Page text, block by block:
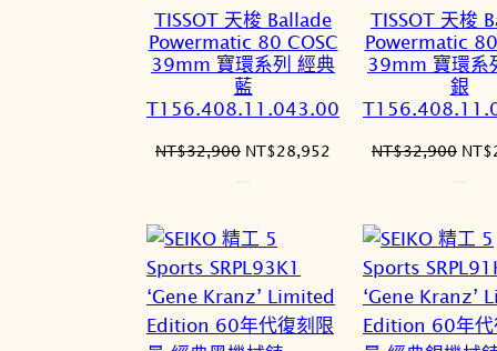
商
品
TISSOT 天梭 Ballade
Powermatic 80 COSC
39mm 寶環系列 經典
藍
T156.408.11.043.00
NT$32,900 原
NT$32,900。
NT$28,952
NT$28,952。
商
品
TISSOT 天梭
Powermatic
39mm 寶環系
銀
NT$32,900 原
NT$